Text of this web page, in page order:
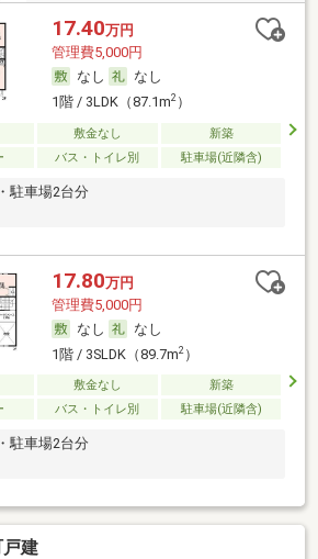
17.40万円
管理費5,000円
なし
なし
1階 / 3LDK（87.1m2）
敷金なし
新築
バス・トイレ別 駐車場(近隣含)
駐車場2台分
17.80万円
管理費5,000円
なし
なし
1階 / 3SLDK（89.7m2）
敷金なし
新築
バス・トイレ別 駐車場(近隣含)
駐車場2台分
建